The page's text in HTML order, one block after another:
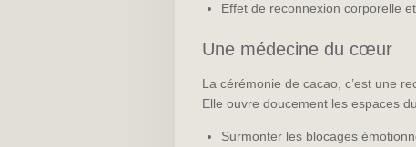
Effet de reconnexion corporelle
Une médecine du cœur
La cérémonie de cacao, c’est une
Elle ouvre doucement les espaces
Surmonter les blocages